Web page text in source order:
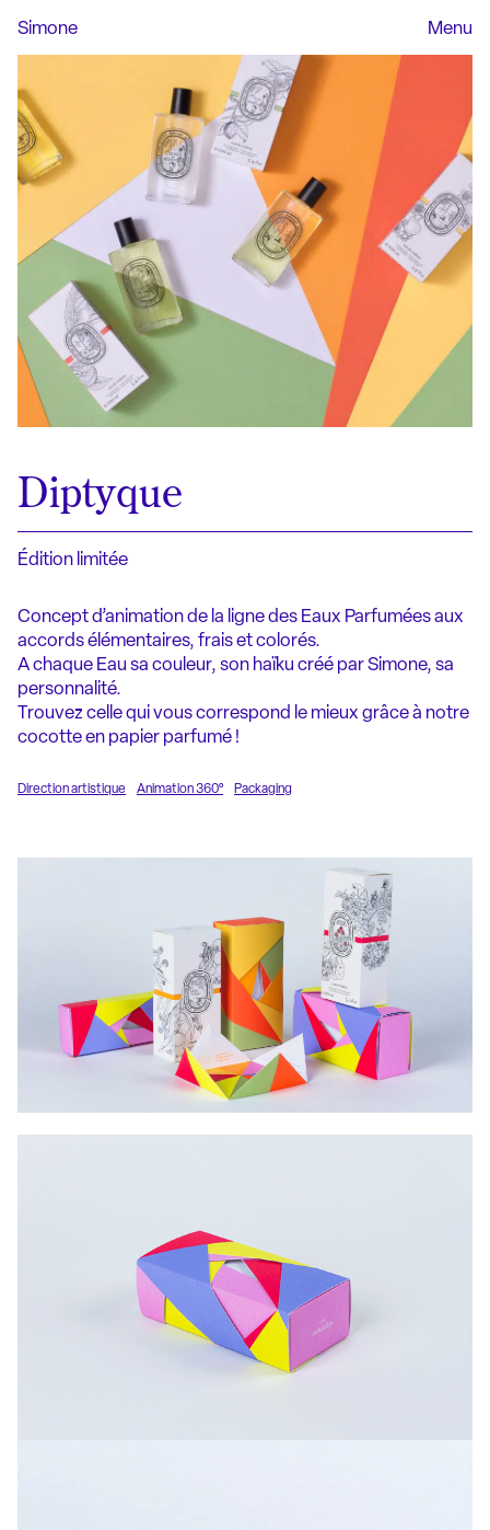
Simone Menu
Diptyque
Édition limitée
Concept d’animation de la ligne des Eaux Parfumées aux
accords élémentaires, frais et colorés.
A chaque Eau sa couleur, son haïku créé par Simone, sa
personnalité.
Trouvez celle qui vous correspond le mieux grâce à notre
cocotte en papier parfumé !
Direction artistique Animation 360° Packaging